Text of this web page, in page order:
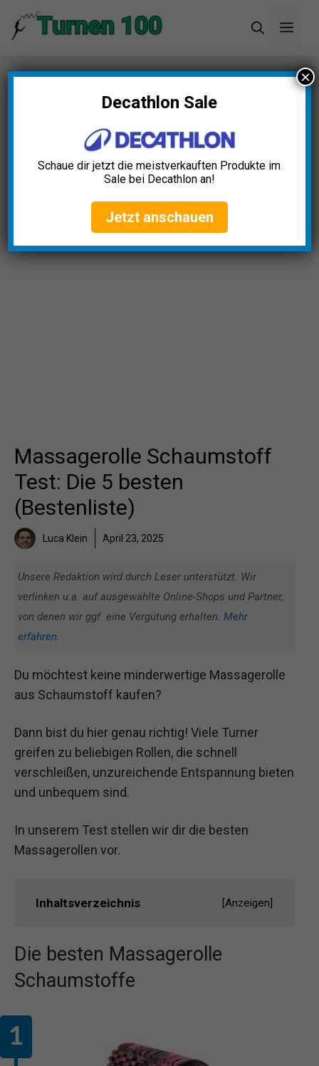
Inhalt
Startseite»Blog»Massagerolle Schaumstoff
Test: Die 5 besten (Bestenliste)
Massagerolle Schaumstoff
Test: Die 5 besten
(Bestenliste)
Luca Klein April 23, 2025
Unsere Redaktion wird durch Leser unterstützt. Wir
verlinken u.a. auf ausgewählte Online-Shops und Partner,
von denen wir ggf. eine Vergütung erhalten. Mehr
erfahren.
Du möchtest keine minderwertige Massagerolle
aus Schaumstoff kaufen?
Dann bist du hier genau richtig! Viele Turner
greifen zu beliebigen Rollen, die schnell
verschleißen, unzureichende Entspannung bieten
und unbequem sind.
In unserem Test stellen wir dir die besten
Massagerollen vor.
Inhaltsverzeichnis [Anzeigen]
Die besten Massagerolle
Schaumstoffe
Decathlon Sale
Schaue dir jetzt die meistverkauften Produkte im
Sale bei Decathlon an!
Jetzt anschauen
×